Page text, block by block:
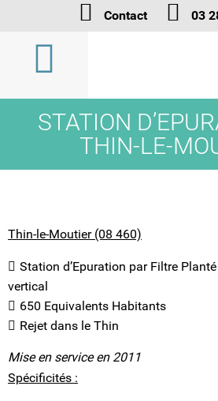
Contact 03
STATION
THIN-LE-
Thin-le-Moutier (08 460)
Station d’Epuration par Filtre
vertical
650 Equivalents Habitants
Rejet dans le Thin
Mise en service en 2011
Spécificités :